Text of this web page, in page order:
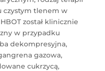
czystym tlenem w
został klinicznie
w przypadku
dekompresyjna,
gazowa,
cukrzycą,